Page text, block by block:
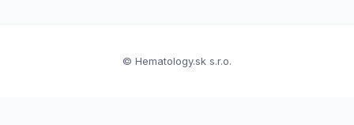
© Hematology.sk s.r.o.